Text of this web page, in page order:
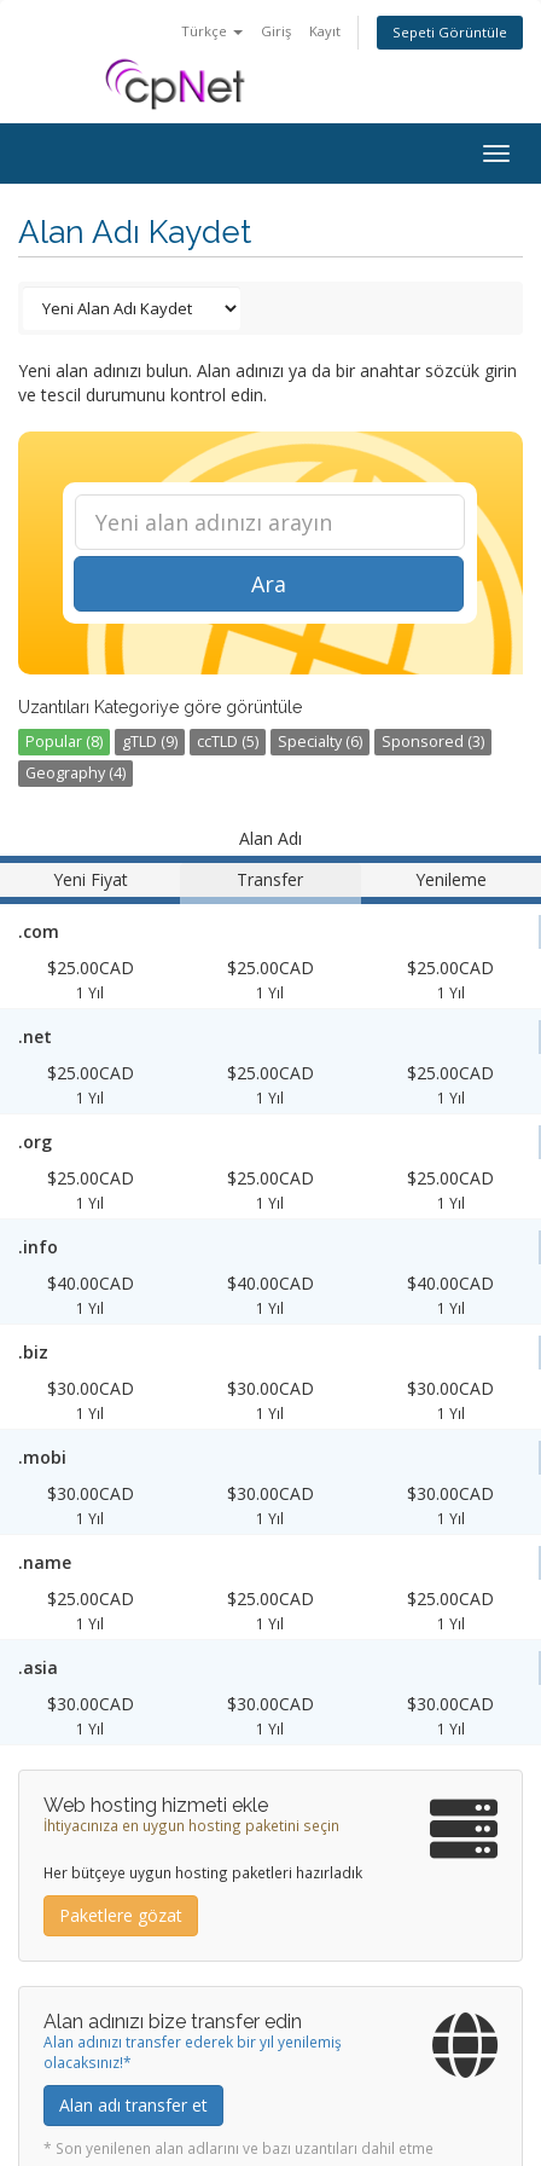
Türkçe Giriş Kayıt Sepeti Görüntüle
Alan Adı Kaydet
Yeni alan adınızı bulun. Alan adınızı ya da bir anahtar sözcük girin
ve tescil durumunu kontrol edin.
Ara
Uzantıları Kategoriye göre görüntüle
Popular (8) gTLD (9) ccTLD (5) Specialty (6)
Sponsored (3)
Geography (4)
Alan Adı
Yeni Fiyat
Transfer Yenileme
.com
$25.00CAD
1 Yıl
$25.00CAD
1 Yıl
$25.00CAD
1 Yıl
.net
$25.00CAD
1 Yıl
$25.00CAD
1 Yıl
$25.00CAD
1 Yıl
.org
$25.00CAD
1 Yıl
$25.00CAD
1 Yıl
$25.00CAD
1 Yıl
.info
$40.00CAD
1 Yıl
$40.00CAD
1 Yıl
$40.00CAD
1 Yıl
.biz
$30.00CAD
1 Yıl
$30.00CAD
1 Yıl
$30.00CAD
1 Yıl
.mobi
$30.00CAD
1 Yıl
$30.00CAD
1 Yıl
$30.00CAD
1 Yıl
.name
$25.00CAD
1 Yıl
$25.00CAD
1 Yıl
$25.00CAD
1 Yıl
.asia
$30.00CAD
1 Yıl
$30.00CAD
1 Yıl
$30.00CAD
1 Yıl
Web hosting hizmeti ekle
İhtiyacınıza en uygun hosting paketini seçin
Her bütçeye uygun hosting paketleri hazırladık
Paketlere gözat
Alan adınızı bize transfer edin
Alan adınızı transfer ederek bir yıl yenilemiş
olacaksınız!*
Alan adı transfer et
* Son yenilenen alan adlarını ve bazı uzantıları dahil etme